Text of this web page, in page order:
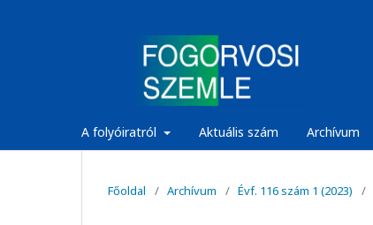
A folyóiratról Aktuális szám Archívum
Főoldal / Archívum / Évf. 116 szám 1 (2023) /